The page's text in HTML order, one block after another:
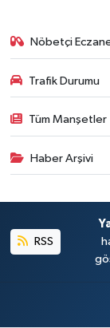
Nöbetçi
Trafik Durumu
Tüm Manşetler
Haber Arşivi
RSS